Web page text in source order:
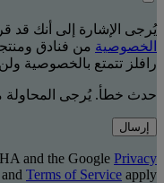
يُرجى الإشارة إلى أنك قد
الخصوصية من فنادق
رافلز تتمتع بالخصوصية
حدث خطأ. يُرجى المحاولة
إرسال
and the Google Privacy
and Terms of Service apply.